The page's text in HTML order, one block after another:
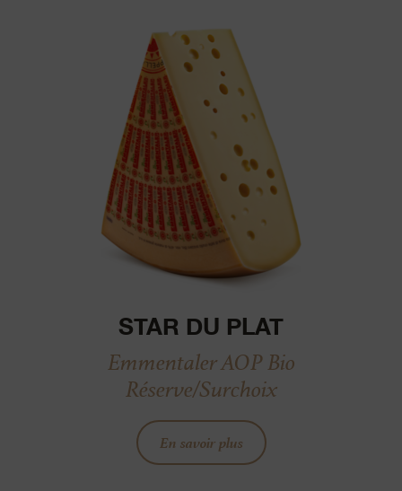
STAR DU PLAT
Emmentaler AOP Bio
Réserve/Surchoix
En savoir plus